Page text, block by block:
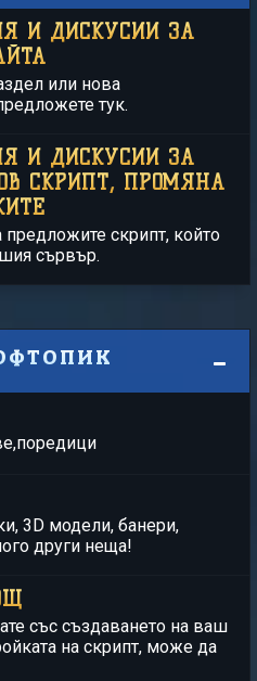
И ДИСКУСИИ ЗА
или нова
тук.
И ДИСКУСИИ ЗА
СКРИПТ, ПРОМЯНА
скрипт, който
сървър.
3D модели, банери,
други неща!
със създаването на ваш
на скрипт, може да